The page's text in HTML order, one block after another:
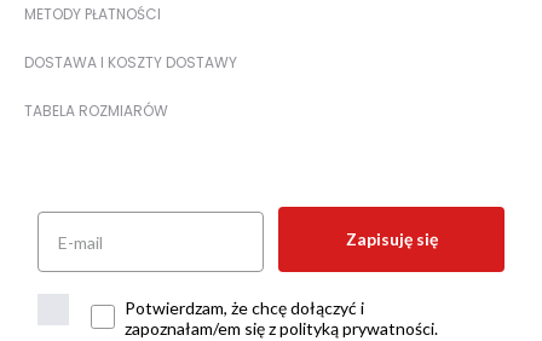
METODY PŁATNOŚCI
DOSTAWA I KOSZTY DOSTAWY
TABELA ROZMIARÓW
Zapisuję się
Potwierdzam, że chcę dołączyć i
zapoznałam/em się z polityką prywatności.